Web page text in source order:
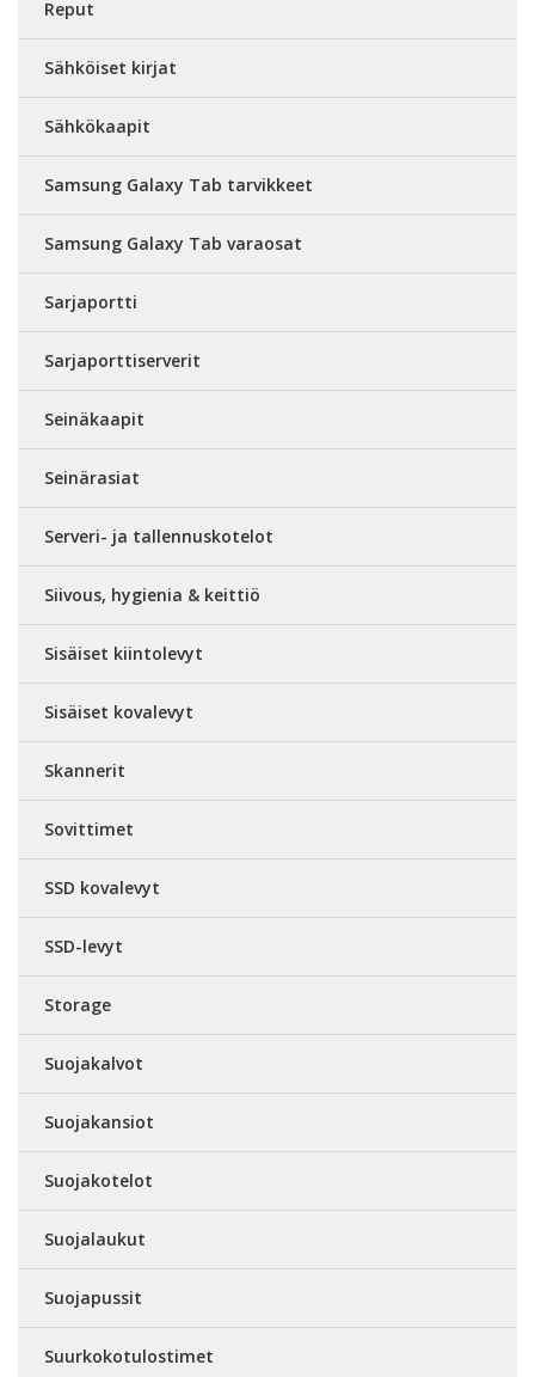
Reput
Sähköiset kirjat
Sähkökaapit
Samsung Galaxy Tab tarvikkeet
Samsung Galaxy Tab varaosat
Sarjaportti
Sarjaporttiserverit
Seinäkaapit
Seinärasiat
Serveri- ja tallennuskotelot
Siivous, hygienia & keittiö
Sisäiset kiintolevyt
Sisäiset kovalevyt
Skannerit
Sovittimet
SSD kovalevyt
SSD-levyt
Storage
Suojakalvot
Suojakansiot
Suojakotelot
Suojalaukut
Suojapussit
Suurkokotulostimet